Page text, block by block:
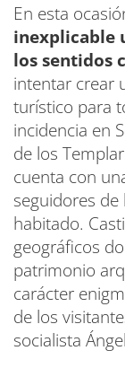
En esta
inexplicable
los sentidos
intentar crear
turístico para
incidencia en
de los
cuenta con
seguidores de
habitado.
geográficos
patrimonio
carácter
de los
socialista